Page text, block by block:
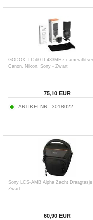
GODOX TT560 II 433MHz
Canon, Nikon, Sony - Zwart
75,10EUR
ARTIKELNR.: 3018022
Sony LCS-AMB Alpha Zacht
Zwart
60,90EUR